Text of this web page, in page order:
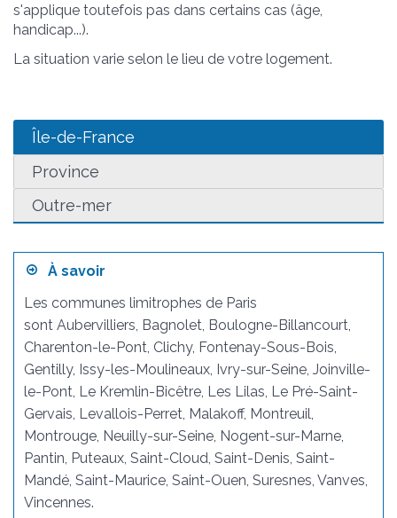
s'applique toutefois pas dans certains cas (âge,
handicap...).
La situation varie selon le lieu de votre logement.
Île-de-France
Province
Outre-mer
À savoir
Les communes limitrophes de Paris
sont Aubervilliers, Bagnolet, Boulogne-Billancourt,
Charenton-le-Pont, Clichy, Fontenay-Sous-Bois,
Gentilly, Issy-les-Moulineaux, Ivry-sur-Seine, Joinville-
le-Pont, Le Kremlin-Bicêtre, Les Lilas, Le Pré-Saint-
Gervais, Levallois-Perret, Malakoff, Montreuil,
Montrouge, Neuilly-sur-Seine, Nogent-sur-Marne,
Pantin, Puteaux, Saint-Cloud, Saint-Denis, Saint-
Mandé, Saint-Maurice, Saint-Ouen, Suresnes, Vanves,
Vincennes.